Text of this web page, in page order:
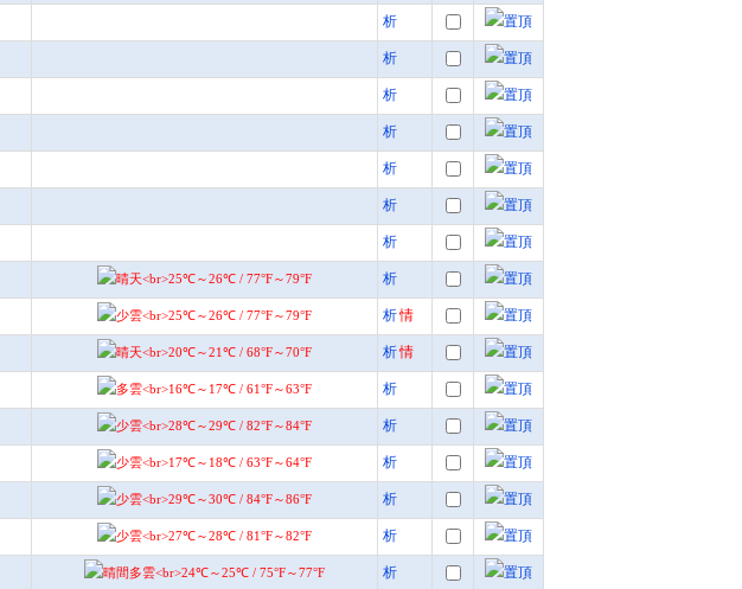
析
析
析
析
析
析
析
析
析情
析情
析
析
析
析
析
析